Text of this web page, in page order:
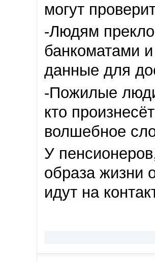
могут
-Людям
банкоматами
данные для
-Пожилые
кто
волшебное
У
образа жизни
идут на